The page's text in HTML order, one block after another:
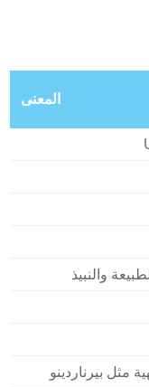
المعنى
والنبيذ
بيرناردينو